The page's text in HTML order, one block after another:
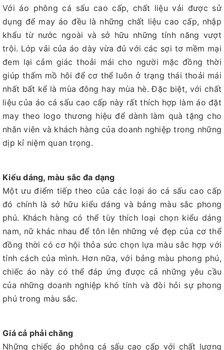
Với áo phông cá sấu cao cấp, chất liệu vải được sử
dụng để may áo đều là những chất liệu cao cấp, nhập
khẩu từ nước ngoài và sở hữu những tính năng vượt
trội. Lớp vải của áo dày vừa đủ với các sợi tơ mềm mại
đem lại cảm giác thoải mái cho người mặc đồng thời
giúp thấm mồ hôi để cơ thể luôn ở trạng thái thoải mái
nhất bất kể là mùa đông hay mùa hè. Đặc biệt, với chất
liệu của áo cá sấu cao cấp này rất thích hợp làm áo đặt
may theo logo thương hiệu để dành làm quà tặng cho
nhân viên và khách hàng của doanh nghiệp trong những
dịp kỉ niệm quan trọng.
Kiểu dáng, màu sắc đa dạng
Một ưu điểm tiếp theo của các loại áo cá sấu cao cấp
đó chính là sở hữu kiểu dáng và bảng màu sắc phong
phú. Khách hàng có thể tùy thích loại chọn kiểu dáng
nam, nữ khác nhau để tôn lên những vẻ đẹp của cơ thể
đồng thời có cơ hội thỏa sức chọn lựa màu sắc hợp với
tính cách của mình. Hơn nữa, với bảng màu phong phú,
chiếc áo này có thể đáp ứng được cả những yêu cầu
của những doanh nghiệp khó tính và đòi hỏi sự phong
phú trong màu sắc.
Giá cả phải chăng
Những chiếc áo phông cá sấu cao cấp với chất lượng